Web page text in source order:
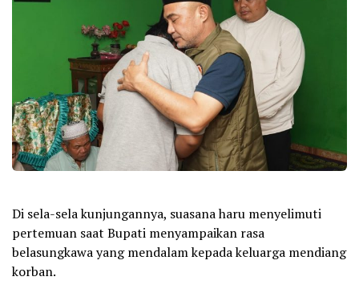
Di sela-sela kunjungannya, suasana haru menyelimuti
pertemuan saat Bupati menyampaikan rasa
belasungkawa yang mendalam kepada keluarga mendiang
korban.